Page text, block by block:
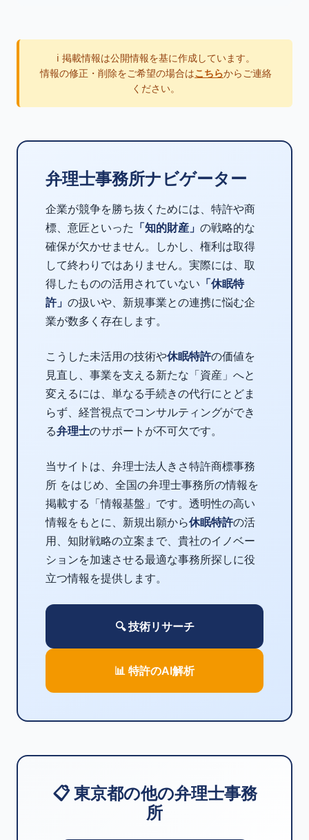
ℹ️ 掲載情報は公開情報を基に作成しています。
情報の修正・削除をご希望の場合はこちらからご連絡
ください。
弁理士事務所ナビゲーター
企業が競争を勝ち抜くためには、特許や商
標、意匠といった 「知的財産」 の戦略的な
確保が欠かせません。しかし、権利は取得
して終わりではありません。実際には、取
得したものの活用されていない 「休眠特
許」 の扱いや、新規事業との連携に悩む企
業が数多く存在します。
こうした未活用の技術や休眠特許の価値を
見直し、事業を支える新たな「資産」へと
変えるには、単なる手続きの代行にとどま
らず、経営視点でコンサルティングができ
る弁理士のサポートが不可欠です。
当サイトは、弁理士法人きさ特許商標事務
所 をはじめ、全国の弁理士事務所の情報を
掲載する「情報基盤」です。透明性の高い
情報をもとに、新規出願から休眠特許の活
用、知財戦略の立案まで、貴社のイノベー
ションを加速させる最適な事務所探しに役
立つ情報を提供します。
🔍 技術リサーチ
📊 特許のAI解析
📋 東京都の他の弁理士事務
所